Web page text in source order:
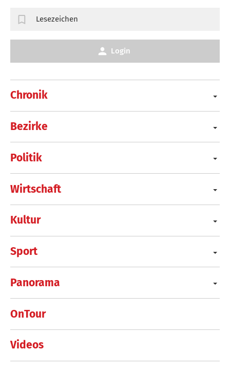
Chronik
Bezirke
Politik
Wirtschaft
Kultur
Sport
Panorama
OnTour
Videos
Lesezeichen
Login